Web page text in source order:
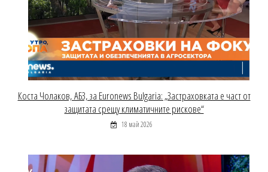
Коста Чолаков, АБЗ, за Euronews Bulgaria: „Застраховката е част от
защитата срещу климатичните рискове“
18 май 2026